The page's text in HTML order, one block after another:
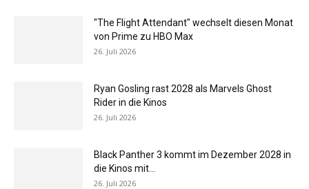
"The Flight Attendant" wechselt diesen Monat
von Prime zu HBO Max
26. Juli 2026
Ryan Gosling rast 2028 als Marvels Ghost
Rider in die Kinos
26. Juli 2026
Black Panther 3 kommt im Dezember 2028 in
die Kinos mit...
26. Juli 2026